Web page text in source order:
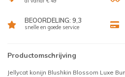
BEOORDELING: 9,3
snelle en goede service
Productomschrijving
Jellycat konijn Blushkin Blossom Luxe